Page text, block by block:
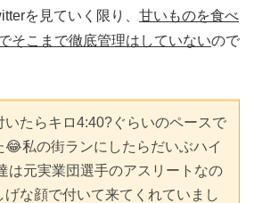
を見ていく限り、 甘いものを食べ
そこまで徹底管理はしていないので
いたらキロ4:40?ぐらいのペースで
😂私の街ランにしたらだいぶハイ
は元実業団選手のアスリートなの
げな顔で付いて来てくれていまし